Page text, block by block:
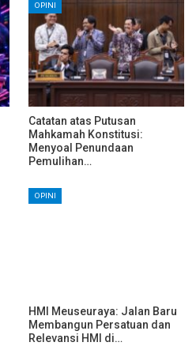
OPINI
Catatan atas Putusan
Mahkamah Konstitusi:
Menyoal Penundaan
Pemulihan…
OPINI
HMI Meuseuraya: Jalan Baru
Membangun Persatuan dan
Relevansi HMI di…